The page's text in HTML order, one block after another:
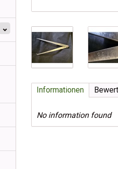
Informationen
No information found